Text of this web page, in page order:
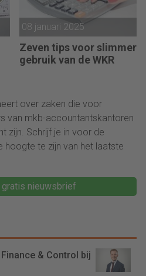
08 januari 2025
Zeven tips voor slimmer
gebruik van de WKR
over zaken die voor
van mkb-accountantskantoren
zijn. Schrijf je in voor de
hoogte te zijn van het laatste
gratis nieuwsbrief
& Control bij